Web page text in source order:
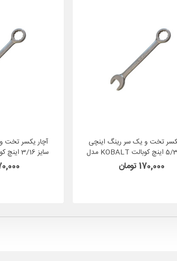
تخت و یک سر رینگ اینچی
سایز 5/32 اینچ کوبالت KOBALT مدل
338876 آمریکا
170,000 تومان
آچار یکسر تخت
170,000